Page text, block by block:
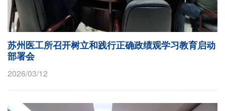
苏州医工所召开树立和践行正确政绩观学习教育启动
部署会
2026/03/12